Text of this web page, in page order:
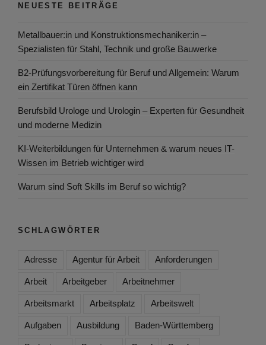
NEUESTE BEITRÄGE
Metallbauer:in und Konstruktionsmechaniker:in –
Spezialisten für Stahl, Technik und große Bauwerke
B2-Prüfungsvorbereitung für Beruf und Allgemein: Warum
ein Zertifikat Türen öffnen kann
Berufsbild Urologe und Urologin – Experten für Gesundheit
und moderne Medizin
KI-Weiterbildungen für Unternehmen & warum neues IT-
Wissen im Betrieb wichtiger wird
Warum sind Soft Skills im Beruf so wichtig?
SCHLAGWÖRTER
Adresse Agentur für Arbeit Anforderungen
Arbeit Arbeitgeber Arbeitnehmer
Arbeitsmarkt Arbeitsplatz Arbeitswelt
Aufgaben Ausbildung Baden-Württemberg